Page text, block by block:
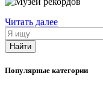
Читать далее
Я
ищу
Найти
Популярные категории